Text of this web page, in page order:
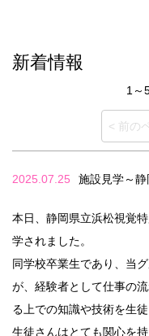
新着情報
1～
< 前の
2025.07.25 施設見学～
本日、静岡県立浜松視覚
学されました。
同学校卒業生であり、当
が、経験者として仕事の
る上での知識や技術を生
生徒さんはとても関心を